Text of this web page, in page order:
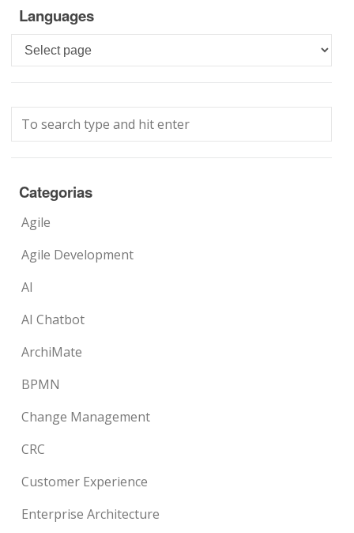
Languages
Languages
Categorias
Agile
Agile Development
AI
AI Chatbot
ArchiMate
BPMN
Change Management
CRC
Customer Experience
Enterprise Architecture